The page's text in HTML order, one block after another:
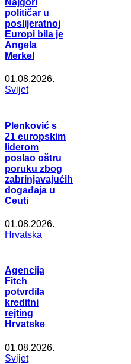
Najgori
političar u
poslijeratnoj
Europi bila je
Angela
Merkel
01.08.2026.
Svijet
Plenković s
21 europskim
liderom
poslao oštru
poruku zbog
zabrinjavajućih
događaja u
Ceuti
01.08.2026.
Hrvatska
Agencija
Fitch
potvrdila
kreditni
rejting
Hrvatske
01.08.2026.
Svijet